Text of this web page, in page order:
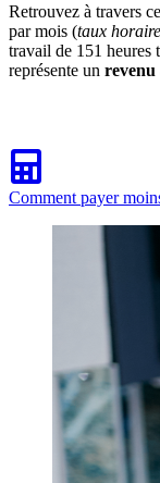
Retrouvez à travers
par mois (taux
travail de 151 heures
représente un revenu
Comment payer